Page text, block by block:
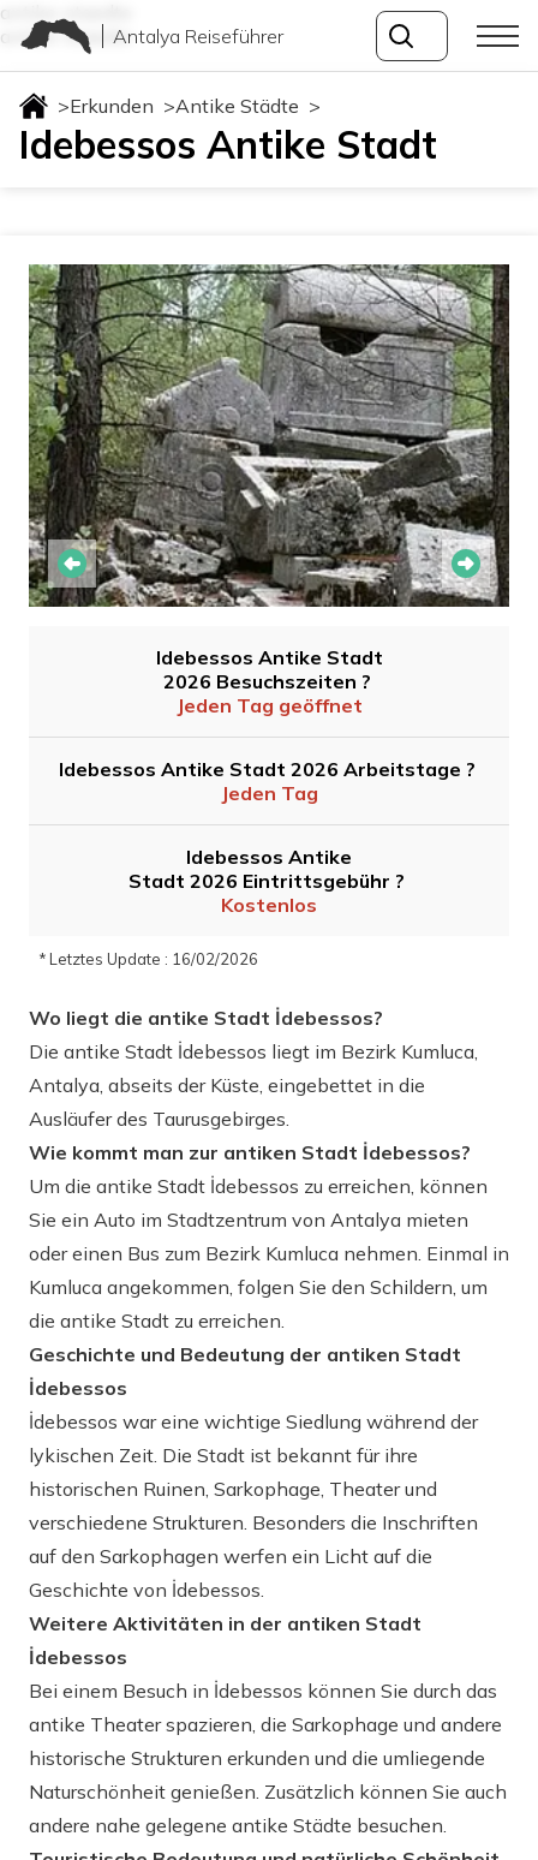
antike-staedte
antike-staedteAntalya Reiseführer
>Erkunden >Antike Städte >
Idebessos Antike Stadt
Idebessos Antike Stadt
2026 Besuchszeiten ?
Jeden Tag geöffnet
Idebessos Antike Stadt 2026 Arbeitstage ?
Jeden Tag
Idebessos Antike
Stadt 2026 Eintrittsgebühr ?
Kostenlos
* Letztes Update : 16/02/2026
Wo liegt die antike Stadt İdebessos?
Die antike Stadt İdebessos liegt im Bezirk Kumluca,
Antalya, abseits der Küste, eingebettet in die
Ausläufer des Taurusgebirges.
Wie kommt man zur antiken Stadt İdebessos?
Um die antike Stadt İdebessos zu erreichen, können
Sie ein Auto im Stadtzentrum von Antalya mieten
oder einen Bus zum Bezirk Kumluca nehmen. Einmal in
Kumluca angekommen, folgen Sie den Schildern, um
die antike Stadt zu erreichen.
Geschichte und Bedeutung der antiken Stadt
İdebessos
İdebessos war eine wichtige Siedlung während der
lykischen Zeit. Die Stadt ist bekannt für ihre
historischen Ruinen, Sarkophage, Theater und
verschiedene Strukturen. Besonders die Inschriften
auf den Sarkophagen werfen ein Licht auf die
Geschichte von İdebessos.
Weitere Aktivitäten in der antiken Stadt
İdebessos
Bei einem Besuch in İdebessos können Sie durch das
antike Theater spazieren, die Sarkophage und andere
historische Strukturen erkunden und die umliegende
Naturschönheit genießen. Zusätzlich können Sie auch
andere nahe gelegene antike Städte besuchen.